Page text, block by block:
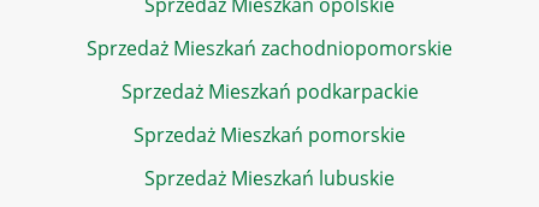
Sprzedaż Mieszkań zachodniopomorskie
Sprzedaż Mieszkań podkarpackie
Sprzedaż Mieszkań pomorskie
Sprzedaż Mieszkań lubuskie